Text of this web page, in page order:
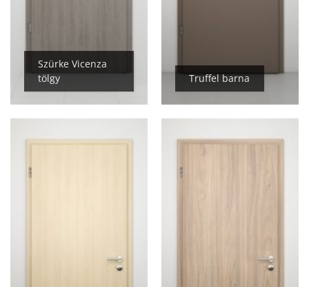
Szürke Vicenza
tölgy
Truffel barna